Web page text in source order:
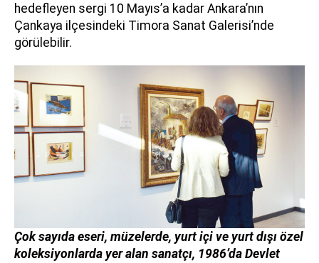
hedefleyen sergi 10 Mayıs’a kadar Ankara’nın
Çankaya ilçesindeki Timora Sanat Galerisi’nde
görülebilir.
Çok sayıda eseri, müzelerde, yurt içi ve yurt dışı özel
koleksiyonlarda yer alan sanatçı, 1986’da Devlet